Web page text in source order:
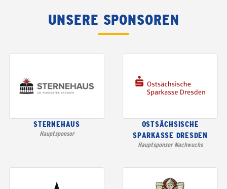
UNSERE SPONSOREN
STERNEHAUS
Hauptsponsor
OSTSÄCHSISCHE
SPARKASSE DRESDEN
Hauptsponsor Nachwuchs